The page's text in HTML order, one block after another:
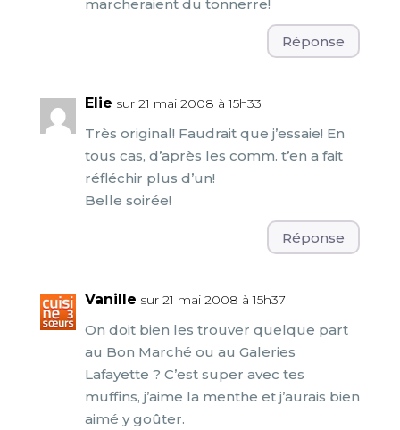
marcheraient du tonnerre!
Réponse
Elie sur 21 mai 2008 à 15h33
Très original! Faudrait que j’essaie! En
tous cas, d’après les comm. t’en a fait
réfléchir plus d’un!
Belle soirée!
Réponse
Vanille sur 21 mai 2008 à 15h37
On doit bien les trouver quelque part
au Bon Marché ou au Galeries
Lafayette ? C’est super avec tes
muffins, j’aime la menthe et j’aurais bien
aimé y goûter.